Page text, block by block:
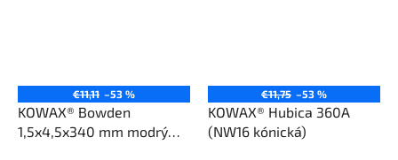
€11,11 –53 %
KOWAX® Bowden
1,5x4,5x340 mm modrý
€11,75 –53 %
KOWAX® Hubica 360A
(NW16 kónická)